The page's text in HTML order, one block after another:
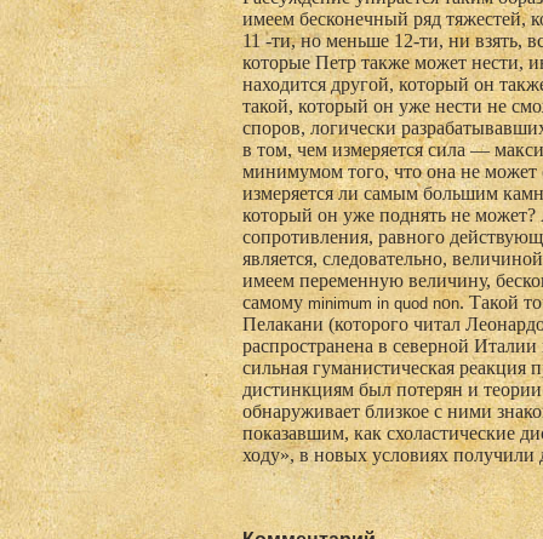
имеем бесконечный ряд тяжестей,
11 -ти, но меньше 12-ти, ни взять,
которые Петр также может нести,
находится другой, который он
такой, который он уже нести не
споров, логически
в том, чем измеряется сила —
минимумом того, что она не может
измеряется ли самым большим
который он уже поднять не
сопротивления, равного
является, следовательно,
имеем переменную величину,
самому minimum in quod nоn. Такой
Пелакани (которого читал
распространена в северной
сильная гуманистическая реакция
дистинкциям был потерян и
обнаруживает близкое с ними
показавшим, как схоластические
ходу», в новых условиях